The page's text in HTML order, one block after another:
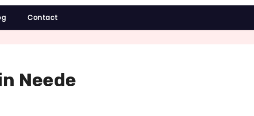
Contact
Neede